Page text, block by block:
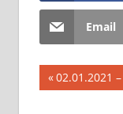
Email
Previous
Post:
02.01.2021